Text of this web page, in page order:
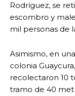
Rodríguez, se
escombro y
mil personas de
Asimismo, en
colonia
recolectaron 10
tramo de 40